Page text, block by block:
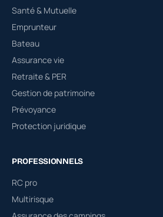
Santé & Mutuelle
Emprunteur
Bateau
Assurance vie
Retraite & PER
Gestion de patrimoine
Prévoyance
Protection juridique
PROFESSIONNELS
RC pro
Multirisque